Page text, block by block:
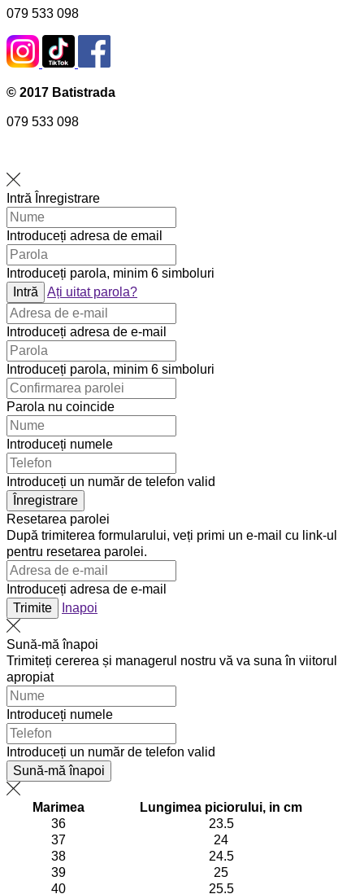
079 533 098
© 2017 Batistrada
079 533 098
Intră Înregistrare
Introduceți adresa de email
Introduceți parola, minim 6 simboluri
Intră
Ați uitat parola?
Introduceți adresa de e-mail
Introduceți parola, minim 6 simboluri
Parola nu coincide
Introduceți numele
Introduceți un număr de telefon valid
Înregistrare
Resetarea parolei
După trimiterea formularului, veți primi un e-mail cu link-ul
pentru resetarea parolei.
Introduceți adresa de e-mail
Trimite
Inapoi
Sună-mă înapoi
Trimiteți cererea și managerul nostru vă va suna în viitorul
apropiat
Introduceți numele
Introduceți un număr de telefon valid
Sună-mă înapoi
Marimea
Lungimea piciorului, in cm
36
23.5
37
24
38
24.5
39
25
40
25.5